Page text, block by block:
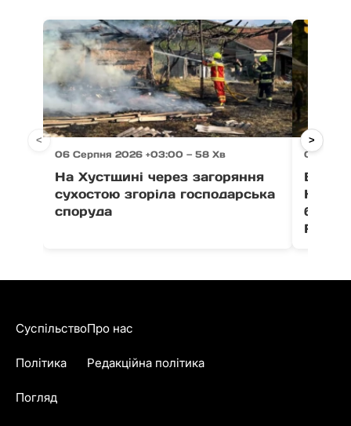
06 Серпня 2026 +03:00 — 58 Хв
На Хустщині через загоряння
сухостою згоріла господарська
споруда
06
В
Fest
< >
Суспільство
Політика
Погляд
Про нас
Редакційна політика